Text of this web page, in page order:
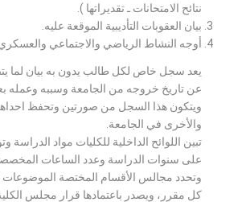
نتائح الامتحانات ـ تقديراتها ).
بيان العقوبات التأديبية الموقعة عليه.
أوجه النشاط الرياضي والاجتماعي
يعد سجل خاص لكل طالب يدون به بيان لما
عن تاريخ خروجه من الجامعة وسببه وعمله
ويتكون هذا السجل من صورتين وتحفظ
والأخرى في الجامعة.
تبين اللوائح الداخلية للكليات مواد الدراسة
على سنوات الدراسة وعدد الساعات
وتحدد مجالس الأقسام المختصة
كل مقرر، ويصدر باعتمادها قرار مجلس